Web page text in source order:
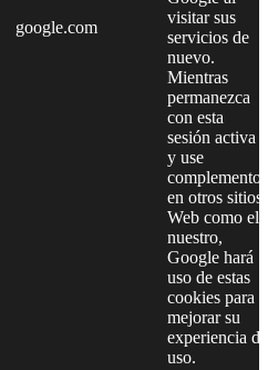
google.com
visitar sus
servicios de
nuevo.
Mientras
permanezca
con esta
sesión activa
y use
complementos
en otros sitios
Web como el
nuestro,
Google hará
uso de estas
cookies para
mejorar su
experiencia de
uso.